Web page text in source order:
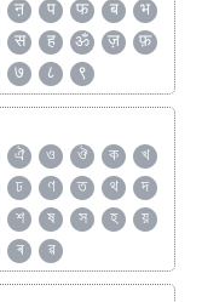
ऩ प फ ब
भ
स ह ॐ ज़
फ़
७ ८ ९
ঐ ও ঔ ক
খ
ঢ ণ ত থ
দ
শ ষ স হ
য়
ৰ ৱ